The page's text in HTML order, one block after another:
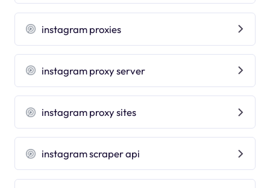
instagram proxies
instagram proxy server
instagram proxy sites
instagram scraper api